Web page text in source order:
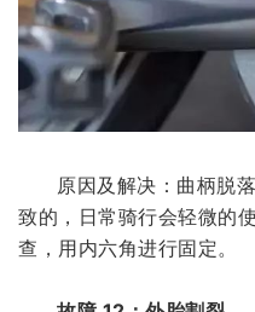
原因及解决：曲柄脱
致的，日常骑行会轻微的
查，用内六角进行固定。